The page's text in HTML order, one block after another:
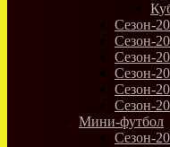
Сезон-
Сезон-
Сезон-
Сезон-
Сезон-
Сезон-
Мини-футбол
Сезон-